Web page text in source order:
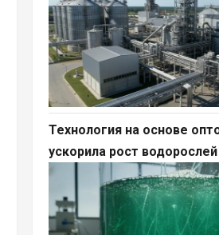
Технология на основе
ускорила рост